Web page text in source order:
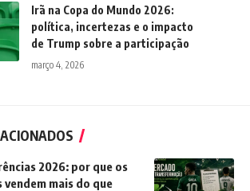
Irã na Copa do Mundo 2026:
política, incertezas e o impacto
de Trump sobre a participação
março 4, 2026
2026: por que os
mais do que